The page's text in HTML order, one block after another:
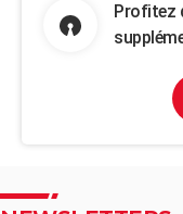
Profitez